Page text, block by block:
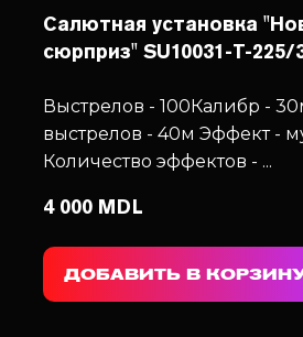
Салютная установка
сюрприз" SU10031-T-225/
Выстрелов - 100Калибр -
выстрелов - 40м Эффект -
Количество эффектов - ...
4 000 MDL
ДОБАВИТЬ В